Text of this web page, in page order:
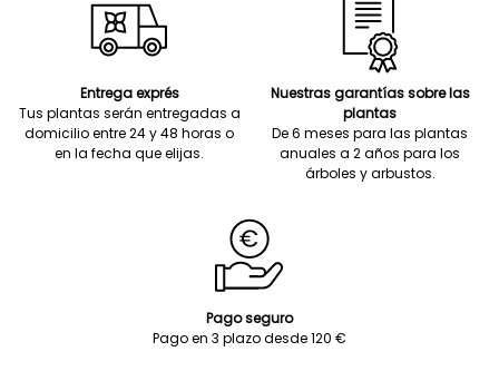
Entrega exprés
Tus plantas serán entregadas a
domicilio entre 24 y 48 horas o
en la fecha que elijas.
Nuestras garantías sobre las
plantas
De 6 meses para las plantas
anuales a 2 años para los
árboles y arbustos.
Pago seguro
Pago en 3 plazo desde 120 €